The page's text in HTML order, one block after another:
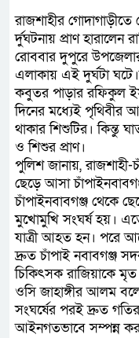
রাজশাহীর
র্দুঘটনায় প্রাণ হারালেন
রোববার দুপুরে
এলাকায় এই দুর্ঘটা
কবুতর পাড়ার রফিকুল
দিনের মধ্যেই পৃথিবীর
থাকার শিশুটির। কিন্তু
ও শিশুর প্রাণ।
পুলিশ জানায়, রাজশাহী-
ছেড়ে আসা
চাঁপাইনবাবগঞ্জ থেকে
মুখোমুখি সংঘর্ষ হয়।
যাত্রী আহত হন। পরে
দ্রুত চাঁপাই নবাবগঞ্জ
চিকিৎসক রাজিয়াকে
ওসি জাহাঙ্গীর আলম
সংঘর্ষের পরই দ্রুত
আইনগতভাবে সম্পন্ন